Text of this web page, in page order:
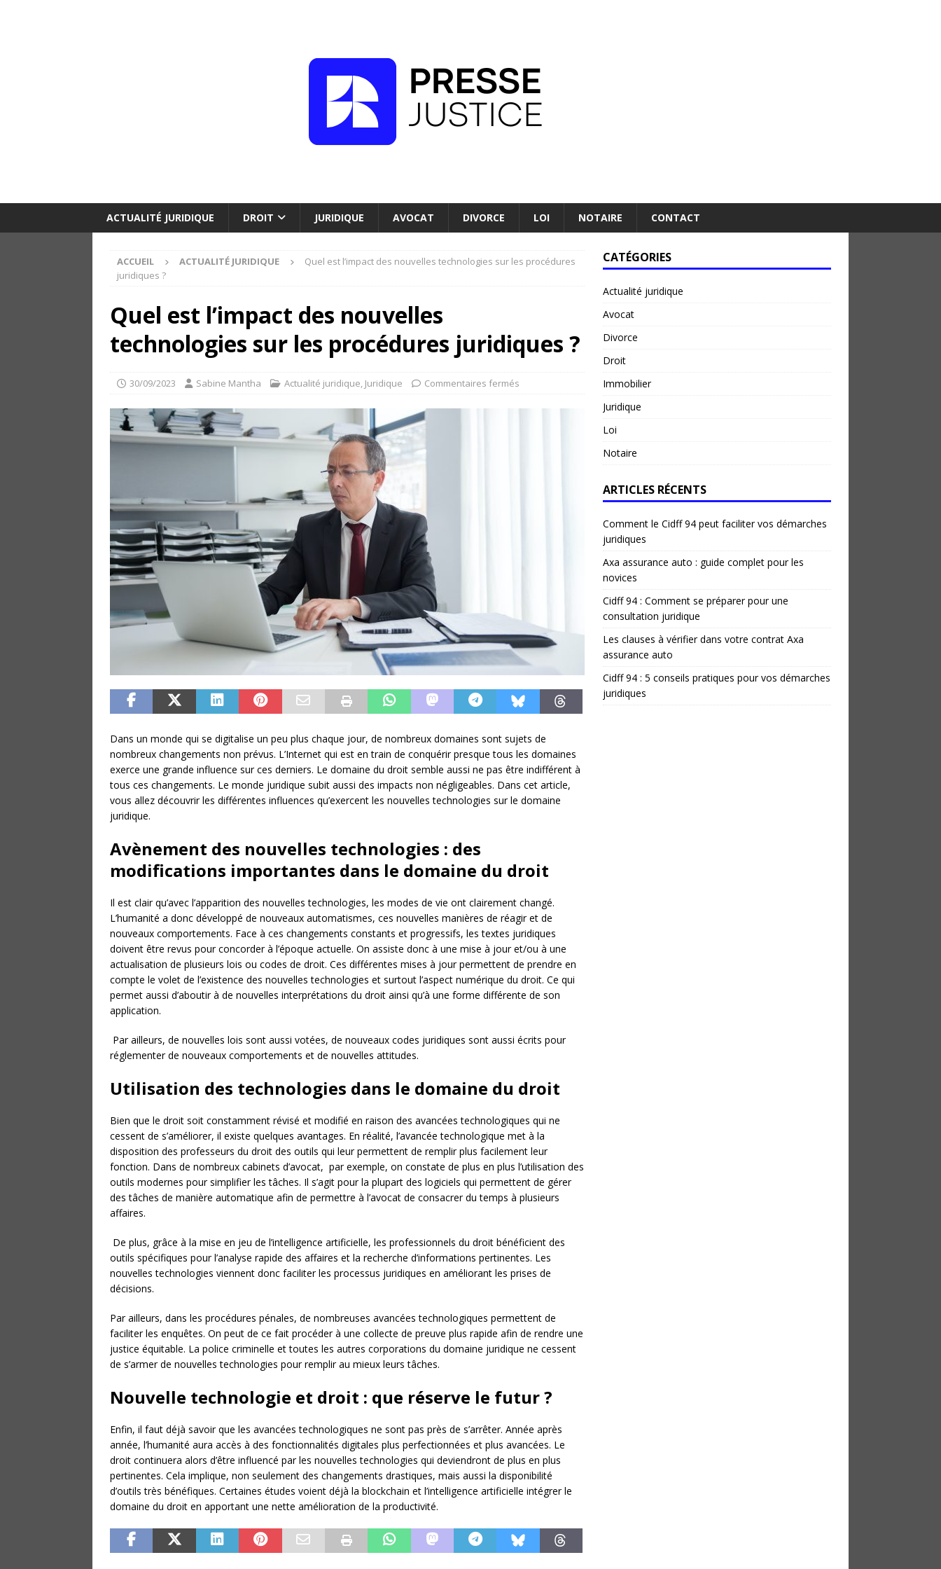
ACTUALITÉ JURIDIQUE DROIT JURIDIQUE AVOCAT DIVORCE LOI NOTAIRE CONTACT
ACCUEIL ACTUALITÉ JURIDIQUE
Quel est l’impact des nouvelles technologies sur les procédures
juridiques ?
Quel est l’impact des nouvelles
technologies sur les procédures juridiques ?
30/09/2023 Sabine Mantha Actualité juridique, Juridique Commentaires fermés
Dans un monde qui se digitalise un peu plus chaque jour, de nombreux domaines sont sujets de
nombreux changements non prévus. L’Internet qui est en train de conquérir presque tous les domaines
exerce une grande influence sur ces derniers. Le domaine du droit semble aussi ne pas être indifférent à
tous ces changements. Le monde juridique subit aussi des impacts non négligeables. Dans cet article,
vous allez découvrir les différentes influences qu’exercent les nouvelles technologies sur le domaine
juridique.
Avènement des nouvelles technologies : des
modifications importantes dans le domaine du droit
Il est clair qu’avec l’apparition des nouvelles technologies, les modes de vie ont clairement changé.
L’humanité a donc développé de nouveaux automatismes, ces nouvelles manières de réagir et de
nouveaux comportements. Face à ces changements constants et progressifs, les textes juridiques
doivent être revus pour concorder à l’époque actuelle. On assiste donc à une mise à jour et/ou à une
actualisation de plusieurs lois ou codes de droit. Ces différentes mises à jour permettent de prendre en
compte le volet de l’existence des nouvelles technologies et surtout l’aspect numérique du droit. Ce qui
permet aussi d’aboutir à de nouvelles interprétations du droit ainsi qu’à une forme différente de son
application.
Par ailleurs, de nouvelles lois sont aussi votées, de nouveaux codes juridiques sont aussi écrits pour
réglementer de nouveaux comportements et de nouvelles attitudes.
Utilisation des technologies dans le domaine du droit
Bien que le droit soit constamment révisé et modifié en raison des avancées technologiques qui ne
cessent de s’améliorer, il existe quelques avantages. En réalité, l’avancée technologique met à la
disposition des professeurs du droit des outils qui leur permettent de remplir plus facilement leur
fonction. Dans de nombreux cabinets d’avocat, par exemple, on constate de plus en plus l’utilisation des
outils modernes pour simplifier les tâches. Il s’agit pour la plupart des logiciels qui permettent de gérer
des tâches de manière automatique afin de permettre à l’avocat de consacrer du temps à plusieurs
affaires.
De plus, grâce à la mise en jeu de l’intelligence artificielle, les professionnels du droit bénéficient des
outils spécifiques pour l’analyse rapide des affaires et la recherche d’informations pertinentes. Les
nouvelles technologies viennent donc faciliter les processus juridiques en améliorant les prises de
décisions.
Par ailleurs, dans les procédures pénales, de nombreuses avancées technologiques permettent de
faciliter les enquêtes. On peut de ce fait procéder à une collecte de preuve plus rapide afin de rendre une
justice équitable. La police criminelle et toutes les autres corporations du domaine juridique ne cessent
de s’armer de nouvelles technologies pour remplir au mieux leurs tâches.
Nouvelle technologie et droit : que réserve le futur ?
Enfin, il faut déjà savoir que les avancées technologiques ne sont pas près de s’arrêter. Année après
année, l’humanité aura accès à des fonctionnalités digitales plus perfectionnées et plus avancées. Le
droit continuera alors d’être influencé par les nouvelles technologies qui deviendront de plus en plus
pertinentes. Cela implique, non seulement des changements drastiques, mais aussi la disponibilité
d’outils très bénéfiques. Certaines études voient déjà la blockchain et l’intelligence artificielle intégrer le
domaine du droit en apportant une nette amélioration de la productivité.
CATÉGORIES
Actualité juridique
Avocat
Divorce
Droit
Immobilier
Juridique
Loi
Notaire
ARTICLES RÉCENTS
Comment le Cidff 94 peut faciliter vos démarches
juridiques
Axa assurance auto : guide complet pour les
novices
Cidff 94 : Comment se préparer pour une
consultation juridique
Les clauses à vérifier dans votre contrat Axa
assurance auto
Cidff 94 : 5 conseils pratiques pour vos démarches
juridiques